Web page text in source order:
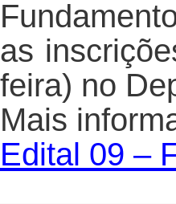
as
feira) no
Mais
Edital 09 –